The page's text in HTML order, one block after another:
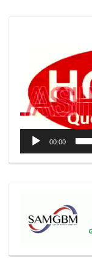
00:00